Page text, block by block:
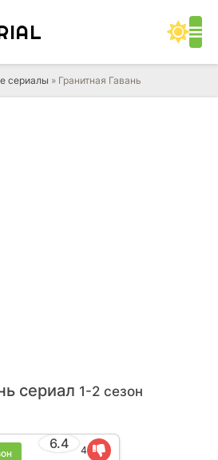
сериалы » Гранитная Гавань
сериал 1-2 сезон
6.4 4